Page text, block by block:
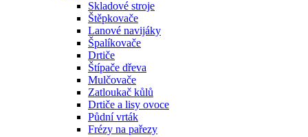
Skladové stroje
Štěpkovače
Lanové navijáky
Špalíkovače
Drtiče
Štípače dřeva
Mulčovače
Zatloukač kůlů
Drtiče a lisy ovoce
Půdní vrták
Frézy na pařezy